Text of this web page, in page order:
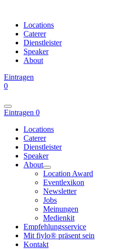
Locations
Caterer
Dienstleister
Speaker
About
Eintragen
0
Eintragen 0
Locations
Caterer
Dienstleister
Speaker
About
Location Award
Eventlexikon
Newsletter
Jobs
Meinungen
Medienkit
Empfehlungsservice
Mit fiylo® präsent sein
Kontakt